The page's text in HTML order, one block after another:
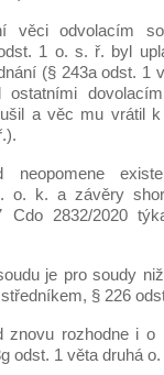
věci odvolacím
1 o. s. ř. byl
(§ 243a odst. 1
a věc mu vrátil
k. a závěry
2832/2020
je pro soudy
§ 226
znovu rozhodne i o
odst. 1 věta druhá